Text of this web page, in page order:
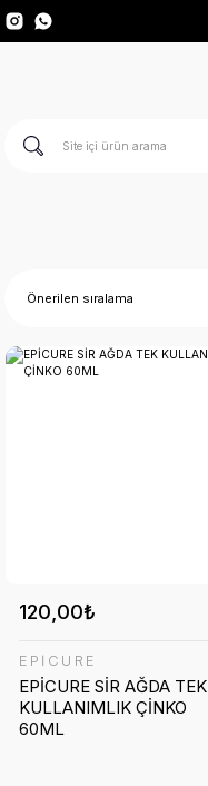
120,00₺
EPİCURE
EPİCURE SİR AĞDA TEK
KULLANIMLIK ÇİNKO
60ML